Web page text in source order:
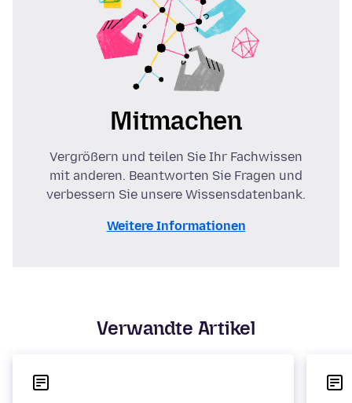
Mitmachen
Vergrößern und teilen Sie Ihr Fachwissen
mit anderen. Beantworten Sie Fragen und
verbessern Sie unsere Wissensdatenbank.
Weitere Informationen
Verwandte Artikel